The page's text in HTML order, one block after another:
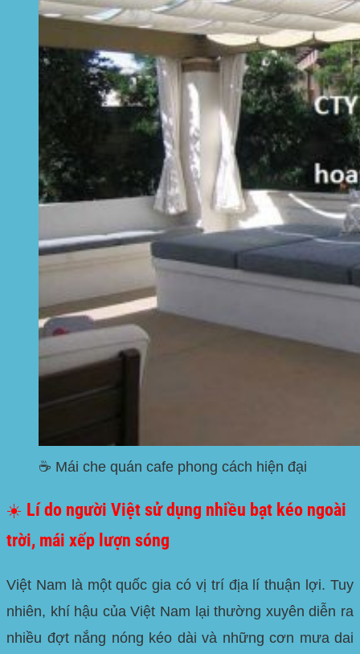
☕ Mái che quán cafe phong cách hiện đại
☀️ Lí do người Việt sử dụng nhiều bạt kéo ngoài
trời, mái xếp lượn sóng
Việt Nam là một quốc gia có vị trí địa lí thuận lợi. Tuy
nhiên, khí hậu của Việt Nam lại thường xuyên diễn ra
nhiều đợt nắng nóng kéo dài và những cơn mưa dai